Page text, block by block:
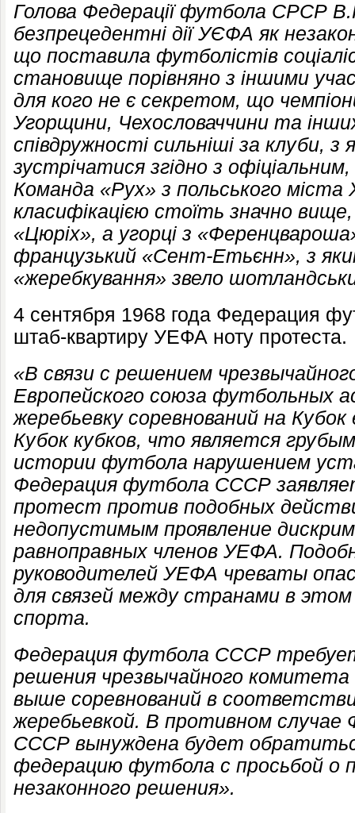
Голова Федерації футбола СРСР
безпрецедентні дії УЄФА як
що поставила футболістів
становище порівняно з іншими
для кого не є секретом, що
Угорщини, Чехословаччини та інших
співдружності сильніші за клуби, з
зустрічатися згідно з
Команда «Рух» з польського міста
класифікацією стоїть значно
«Цюріх», а угорці з
французький «Сент-Етьєнн», з
«жеребкування» звело
4 сентября 1968 года Федерация
штаб-квартиру УЕФА ноту протеста.
«В связи с решением
Европейского союза футбольных
жеребьевку соревнований на
Кубок кубков, что является
истории футбола нарушением
Федерация футбола СССР
протест против подобных
недопустимым проявление
равноправных членов УЕФА.
руководителей УЕФА чреваты
для связей между странами в
спорта.
Федерация футбола СССР
решения чрезвычайного комитета
выше соревнований в
жеребьевкой. В противном
СССР вынуждена будет
федерацию футбола с просьбой о
незаконного решения».